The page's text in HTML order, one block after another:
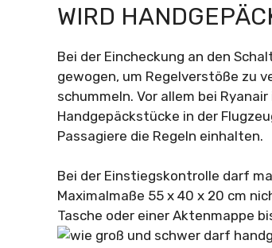
WIRD
Bei der Eincheckung an den
gewogen, um Regelverstöße zu
schummeln. Vor allem bei
Handgepäckstücke in der
Passagiere die Regeln einhalten.
Bei der Einstiegskontrolle darf
Maximalmaße 55 x 40 x 20 cm
Tasche oder einer Aktenmappe